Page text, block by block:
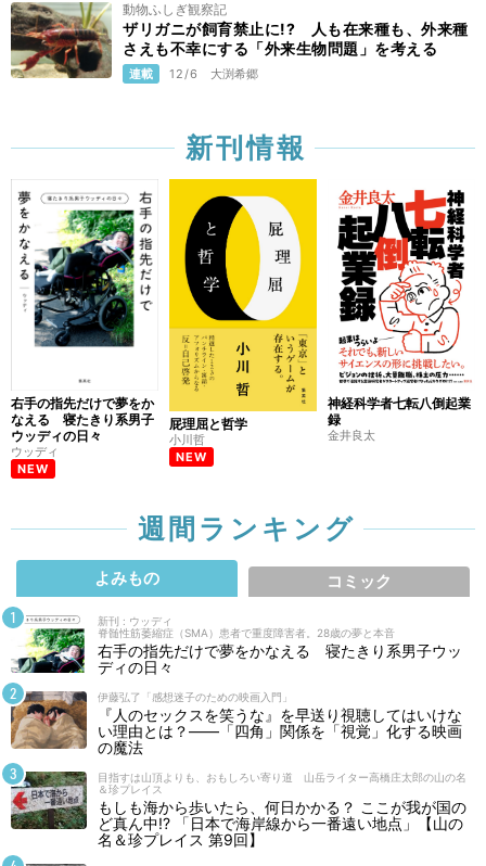
動物ふしぎ観察記
ザリガニが飼育禁止に!? 人も在来種も、外来種
さえも不幸にする「外来生物問題」を考える
連載 12/6 大渕希郷
新刊情報
右手の指先だけで夢をか
なえる 寝たきり系男子
ウッディの日々
ウッディ
NEW
屁理屈と哲学
小川哲
NEW
神経科学者七転八倒起業
録
金井良太
週間ランキング
よみもの コミック
新刊 : ウッディ
脊髄性筋萎縮症（SMA）患者で重度障害者。28歳の夢と本音
右手の指先だけで夢をかなえる 寝たきり系男子ウッ
ディの日々
伊藤弘了「感想迷子のための映画入門」
『人のセックスを笑うな』を早送り視聴してはいけな
い理由とは？――「四角」関係を「視覚」化する映画
の魔法
目指すは山頂よりも、おもしろい寄り道 山岳ライター高橋庄太郎の山の名
＆珍プレイス
もしも海から歩いたら、何日かかる？ ここが我が国の
ど真ん中!? 「日本で海岸線から一番遠い地点」【山の
名＆珍プレイス 第9回】